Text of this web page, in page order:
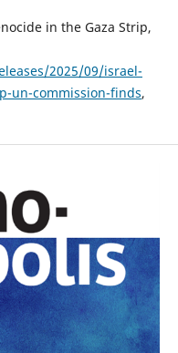
in the Gaza Strip,
2025/09/israel-
un-commission-finds,